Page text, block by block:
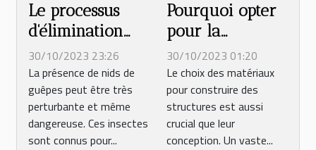
Le processus
d'élimination
des nids de
guêpes : une
intervention
rapide et
sécurisée
30/10/2023 23:26
La présence de nids de
guêpes peut être très
perturbante et même
dangereuse. Ces insectes
sont connus pour...
Pourquoi opter
pour la
construction
d'escalier
extérieur en
béton ?
30/10/2023 01:20
Le choix des matériaux
pour construire des
structures est aussi
crucial que leur
conception. Un vaste...